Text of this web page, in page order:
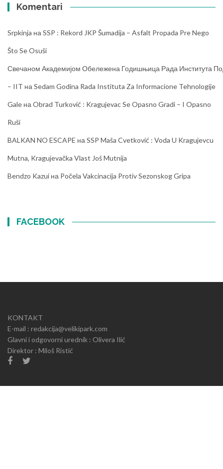
Komentari
Srpkinja на SSP : Rekord JKP Šumadija – Asfalt Propada Pre Nego
Što Se Osuši
Свечаном Академијом Обележена Годишњица Рада Института
– IIT на Sedam Godina Rada Instituta Za Informacione Tehnologije
Gale на Obrad Turković : Kragujevac Se Opasno Gradi – I Opasno
Ruši
BALKAN NO ESCAPE на SSP Maša Cvetković : Voda U Kragujevcu
Mutna, Kragujevačka Vlast Još Mutnija
Bendzo Kazui на Počela Vakcinacija Protiv Sezonskog Gripa
FACEBOOK
KONTAKT
E-mail : redakcija@velikipark.com
Glavni i odgovorni urednik : Olivera Ilić
Direktor : Miloš Ristić